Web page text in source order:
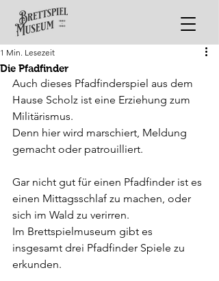
Die Pfadfinder
1 Min. Lesezeit
Auch dieses Pfadfinderspiel aus dem
Hause Scholz ist eine Erziehung zum
Militärismus.
Denn hier wird marschiert, Meldung
gemacht oder patrouilliert.
Gar nicht gut für einen Pfadfinder ist es
einen Mittagsschlaf zu machen, oder
sich im Wald zu verirren.
Im Brettspielmuseum gibt es
insgesamt drei Pfadfinder Spiele zu
erkunden.